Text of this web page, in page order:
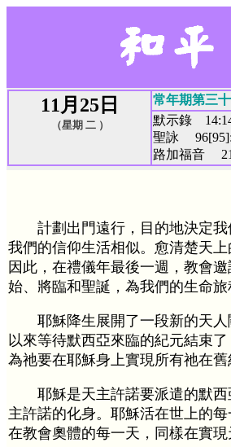
11月25日
（星期 二 ）
常年期第三
默示錄
聖詠
路加福音
計劃出門遠行，目的地決定
我們的信仰生活相似。愈清楚天
因此，在禮儀年最後一週，教會
始、將臨和聖誕，為我們的生命旅
耶穌降生展開了一段新的天
以來等待默西亞來臨的紀元結束
為祂要在耶穌身上實現所有祂在舊
耶穌是天主許諾要派遣的默
主許諾的化身。耶穌活在世上的
在教會奧體的每一天，同樣在實現